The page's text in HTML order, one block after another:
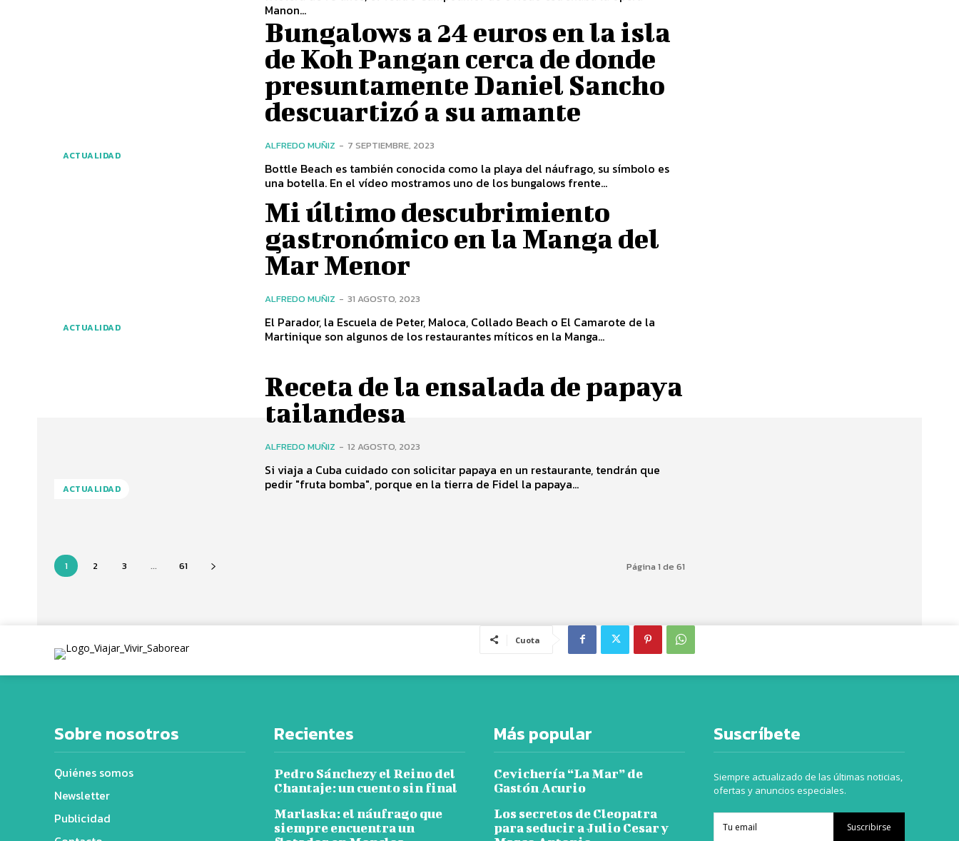
Manon...
ACTUALIDAD
Bungalows a 24 euros en la isla
de Koh Pangan cerca de donde
presuntamente Daniel Sancho
descuartizó a su amante
ALFREDO MUÑIZ - 7 SEPTIEMBRE, 2023
Bottle Beach es también conocida como la playa del náufrago, su símbolo es
una botella. En el vídeo mostramos uno de los bungalows frente...
ACTUALIDAD
Mi último descubrimiento
gastronómico en la Manga del
Mar Menor
ALFREDO MUÑIZ - 31 AGOSTO, 2023
El Parador, la Escuela de Peter, Maloca, Collado Beach o El Camarote de la
Martinique son algunos de los restaurantes míticos en la Manga...
ACTUALIDAD
Receta de la ensalada de papaya
tailandesa
ALFREDO MUÑIZ - 12 AGOSTO, 2023
Si viaja a Cuba cuidado con solicitar papaya en un restaurante, tendrán que
pedir "fruta bomba", porque en la tierra de Fidel la papaya...
1 2 3 ... 61 Página 1 de 61
Cuota
Sobre nosotros
Quiénes somos
Newsletter
Publicidad
Recientes
Pedro Sánchezy el Reino del
Chantaje: un cuento sin final
Marlaska: el náufrago que
siempre encuentra un
Más popular
Cevichería “La Mar” de
Gastón Acurio
Los secretos de Cleopatra
para seducir a Julio Cesar y
Suscríbete
Siempre actualizado de las últimas noticias,
ofertas y anuncios especiales.
Suscribirse